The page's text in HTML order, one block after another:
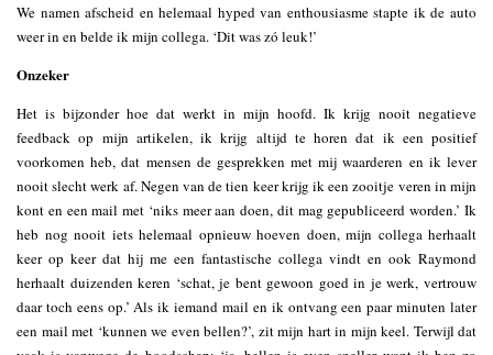
We namen afscheid en helemaal hyped van enthousiasme stapte ik de auto
weer in en belde ik mijn collega. ‘Dit was zó leuk!’
Onzeker
Het is bijzonder hoe dat werkt in mijn hoofd. Ik krijg nooit negatieve
feedback op mijn artikelen, ik krijg altijd te horen dat ik een positief
voorkomen heb, dat mensen de gesprekken met mij waarderen en ik lever
nooit slecht werk af. Negen van de tien keer krijg ik een zooitje veren in mijn
kont en een mail met ‘niks meer aan doen, dit mag gepubliceerd worden.’ Ik
heb nog nooit iets helemaal opnieuw hoeven doen, mijn collega herhaalt
keer op keer dat hij me een fantastische collega vindt en ook Raymond
herhaalt duizenden keren ‘schat, je bent gewoon goed in je werk, vertrouw
daar toch eens op.’ Als ik iemand mail en ik ontvang een paar minuten later
een mail met ‘kunnen we even bellen?’, zit mijn hart in mijn keel. Terwijl dat